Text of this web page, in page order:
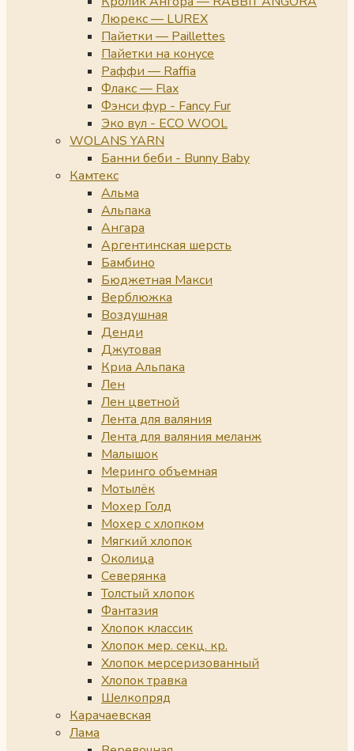
Люрекс — LUREX
Пайетки — Paillettes
Пайетки на конусе
Раффи — Raffia
Флакс — Flax
Фэнси фур - Fancy Fur
Эко вул - ECO WOOL
WOLANS YARN
Банни беби - Bunny Baby
Камтекс
Альма
Альпака
Ангара
Аргентинская шерсть
Бамбино
Бюджетная Макси
Верблюжка
Воздушная
Денди
Джутовая
Криа Альпака
Лен
Лен цветной
Лента для валяния
Лента для валяния меланж
Малышок
Меринго объемная
Мотылёк
Мохер Голд
Мохер с хлопком
Мягкий хлопок
Околица
Северянка
Толстый хлопок
Фантазия
Хлопок классик
Хлопок мер. секц. кр.
Хлопок мерсеризованный
Хлопок травка
Шелкопряд
Карачаевская
Лама